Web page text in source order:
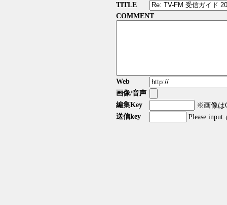
TITLE
COMMENT
Web
画像/音声
編集Key
※画像は
送信key
Please input